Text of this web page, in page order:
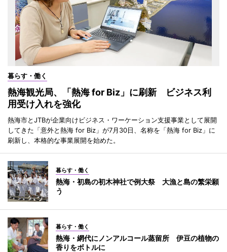
暮らす・働く
熱海観光局、「熱海 for Biz」に刷新 ビジネス利
用受け入れを強化
熱海市とJTBが企業向けビジネス・ワーケーション支援事業として展開
してきた「意外と熱海 for Biz」が7月30日、名称を「熱海 for Biz」に
刷新し、本格的な事業展開を始めた。
暮らす・働く
熱海・初島の初木神社で例大祭 大漁と島の繁栄願
う
暮らす・働く
熱海・網代にノンアルコール蒸留所 伊豆の植物の
香りをボトルに